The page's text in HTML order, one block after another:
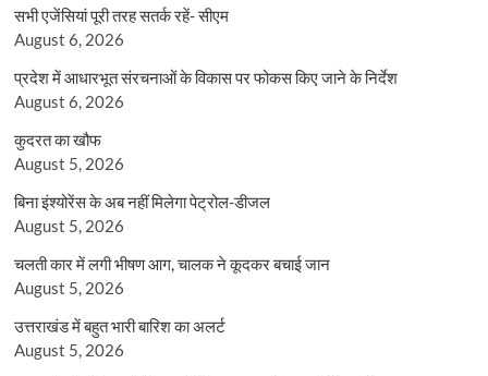
सभी एजेंसियां पूरी तरह सतर्क रहें- सीएम
August 6, 2026
प्रदेश में आधारभूत संरचनाओं के विकास पर फोकस किए जाने के निर्देश
August 6, 2026
कुदरत का खौफ
August 5, 2026
बिना इंश्योरेंस के अब नहीं मिलेगा पेट्रोल-डीजल
August 5, 2026
चलती कार में लगी भीषण आग, चालक ने कूदकर बचाई जान
August 5, 2026
उत्तराखंड में बहुत भारी बारिश का अलर्ट
August 5, 2026